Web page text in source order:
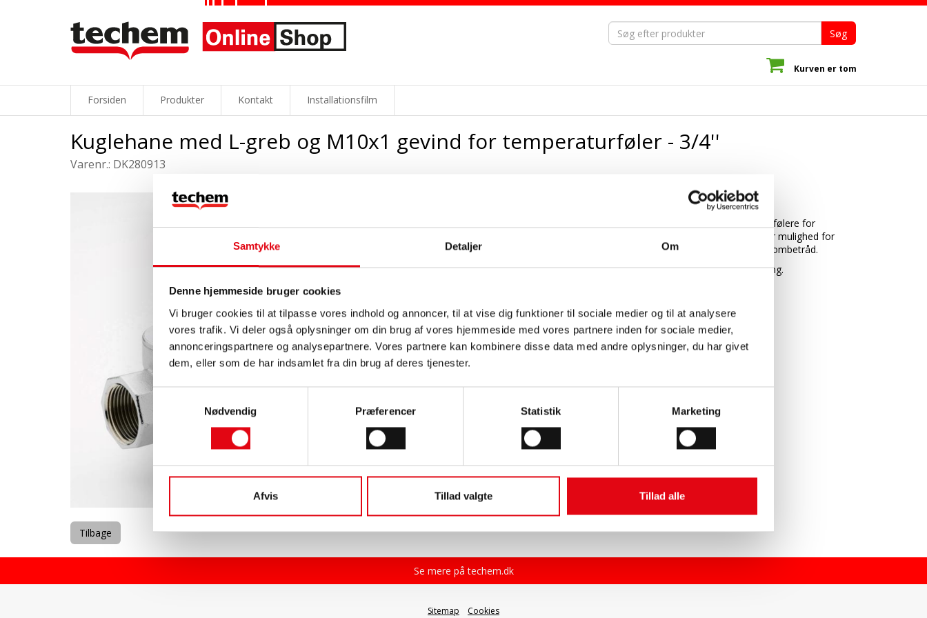
Samtykke Detaljer Om
Denne hjemmeside bruger cookies
Vi bruger cookies til at tilpasse vores indhold og annoncer, til at vise dig funktioner til sociale medier og til at analysere
vores trafik. Vi deler også oplysninger om din brug af vores hjemmeside med vores partnere inden for sociale medier,
annonceringspartnere og analysepartnere. Vores partnere kan kombinere disse data med andre oplysninger, du har givet
dem, eller som de har indsamlet fra din brug af deres tjenester.
Nødvendig
Præferencer Statistik Marketing
Afvis Tillad valgte Tillad alle
Søg
Kurven er tom
Forsiden Produkter Kontakt Installationsfilm
Kuglehane med L-greb og M10x1 gevind for temperaturføler - 3/4''
Varenr.: DK280913
Stk.
Beskrivelse
Kuglehanen passer til direkte følere for
varmeenergimålere, og der er mulighed for
plombering af føleren med plombetråd.
Kuglehanen er udført i messing.
Tilbage
Se mere på techem.dk
Sitemap Cookies